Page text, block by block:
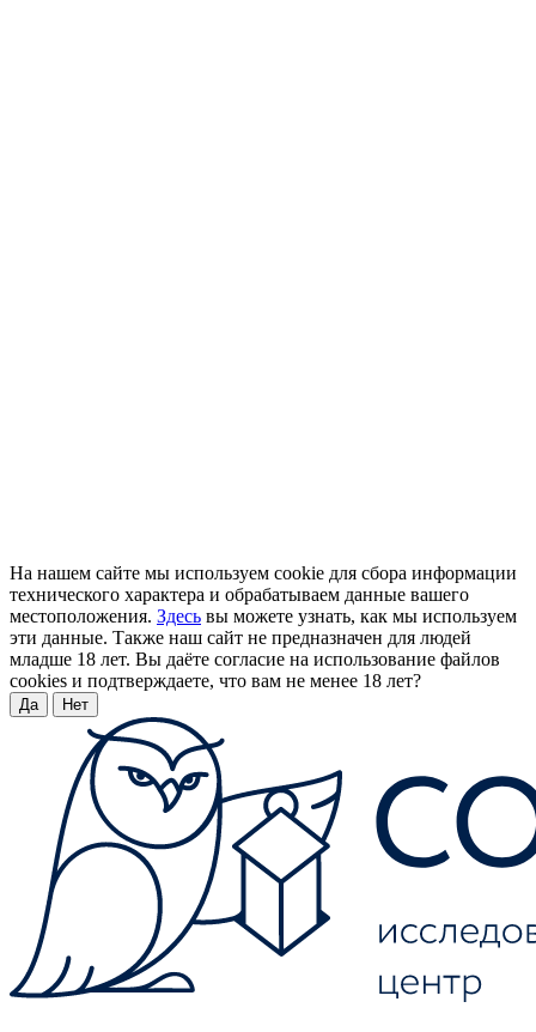
На нашем сайте мы используем cookie для сбора информации
технического характера и обрабатываем данные вашего
местоположения. Здесь вы можете узнать, как мы используем
эти данные. Также наш сайт не предназначен для людей
младше 18 лет. Вы даёте согласие на использование файлов
cookies и подтверждаете, что вам не менее 18 лет?
Да Нет